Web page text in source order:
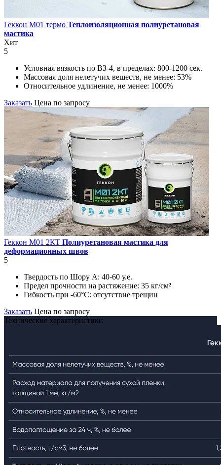
Геккон М01 термо Теплоизоляционная полиуретановая
мастика
Хит
5
Условная вязкость по ВЗ-4, в пределах: 800-1200 сек.
Массовая доля нелетучих веществ, не менее: 53%
Относительное удлинение, не менее: 1000%
Заказать Цена по запросу
Геккон М01 2КT Полиуретановая мастика для
деформационных швов
5
Твердость по Шору А: 40-60 у.е.
Предел прочности на растяжение: 35 кг/см²
Гибкость при -60°С: отсутствие трещин
Заказать Цена по запросу
Технические характеристики